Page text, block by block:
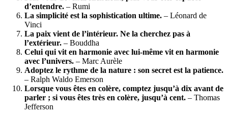
d’entendre. – Rumi
La simplicité est la sophistication ultime. – Léonard de
Vinci
La paix vient de l’intérieur. Ne la cherchez pas à
l’extérieur. – Bouddha
Celui qui vit en harmonie avec lui-même vit en harmonie
avec l’univers. – Marc Aurèle
Adoptez le rythme de la nature : son secret est la patience.
– Ralph Waldo Emerson
Lorsque vous êtes en colère, comptez jusqu’à dix avant de
parler ; si vous êtes très en colère, jusqu’à cent. – Thomas
Jefferson